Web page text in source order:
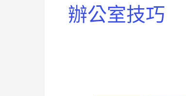
辦公室技巧